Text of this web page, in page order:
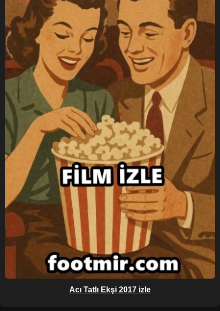
Acı Tatlı Ekşi 2017 izle